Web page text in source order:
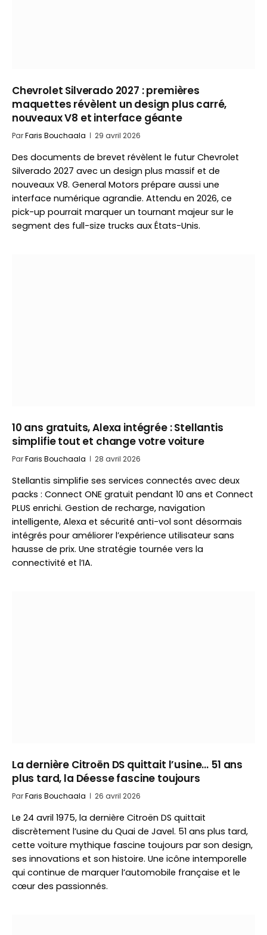
Chevrolet Silverado 2027 : premières
maquettes révèlent un design plus carré,
nouveaux V8 et interface géante
ParFaris Bouchaala 29 avril 2026
Des documents de brevet révèlent le futur Chevrolet
Silverado 2027 avec un design plus massif et de
nouveaux V8. General Motors prépare aussi une
interface numérique agrandie. Attendu en 2026, ce
pick-up pourrait marquer un tournant majeur sur le
segment des full-size trucks aux États-Unis.
10 ans gratuits, Alexa intégrée : Stellantis
simplifie tout et change votre voiture
ParFaris Bouchaala 28 avril 2026
Stellantis simplifie ses services connectés avec deux
packs : Connect ONE gratuit pendant 10 ans et Connect
PLUS enrichi. Gestion de recharge, navigation
intelligente, Alexa et sécurité anti-vol sont désormais
intégrés pour améliorer l’expérience utilisateur sans
hausse de prix. Une stratégie tournée vers la
connectivité et l’IA.
La dernière Citroën DS quittait l’usine… 51 ans
plus tard, la Déesse fascine toujours
ParFaris Bouchaala 26 avril 2026
Le 24 avril 1975, la dernière Citroën DS quittait
discrètement l’usine du Quai de Javel. 51 ans plus tard,
cette voiture mythique fascine toujours par son design,
ses innovations et son histoire. Une icône intemporelle
qui continue de marquer l’automobile française et le
cœur des passionnés.